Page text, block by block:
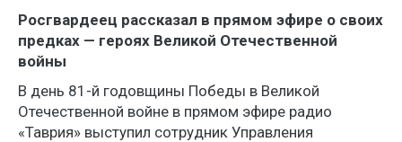
Росгвардеец рассказал в прямом эфире о своих
предках — героях Великой Отечественной
войны
В день 81-й годовщины Победы в Великой
Отечественной войне в прямом эфире радио
«Таврия» выступил сотрудник Управления